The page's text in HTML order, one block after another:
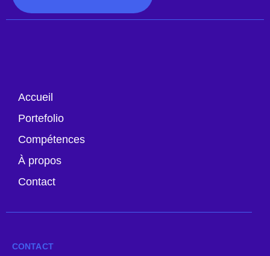
Accueil
Portefolio
Compétences
À propos
Contact
CONTACT